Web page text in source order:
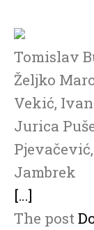
Tomislav
Željko
Vekić,
Jurica
Jambrek
[…]
The post